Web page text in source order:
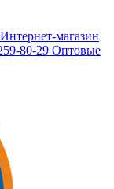
Интернет-магазин
80-29 Оптовые